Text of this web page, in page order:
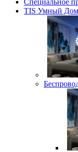
Специальное
TIS Умный Дом